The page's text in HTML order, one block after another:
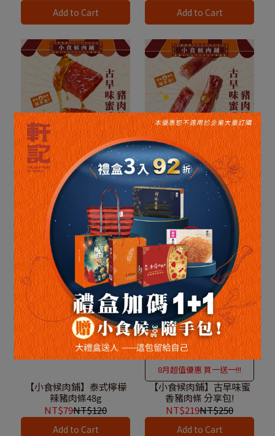
Add to Cart Add to Cart
旅行隨手帶! 辦公室美食!! 爬
山補體力!!
【小食候肉鋪】蜜汁/ 蒜味
豬肉乾 隨手包
NT$39
NT$59
Add to Cart
下課點心 超拉風!
【小食候肉鋪】 古早味蜜
汁豬肉條隨手包 48g
NT$79
NT$120
Add to Cart
【小食候肉鋪】泰式檸檬
辣豬肉條48g
NT$79NT$120
Add to Cart
8月超值優惠 買一送一!!!
【小食候肉鋪】古早味蜜
香豬肉條 分享包!
NT$219NT$250
Add to Cart